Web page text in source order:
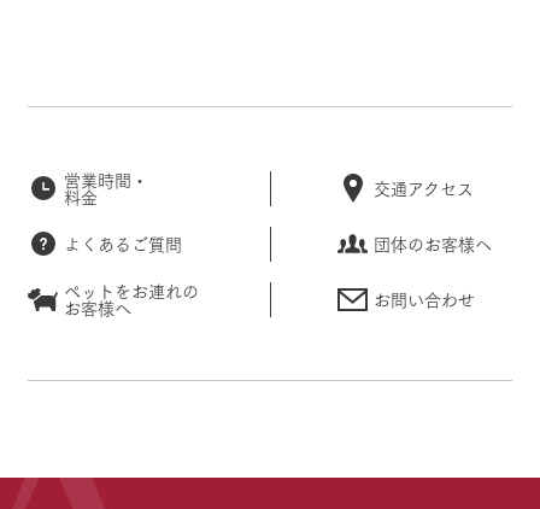
営業時間・
料金 交通アクセス
よくあるご質問
団体のお客様へ
ペットをお連れの
お客様へ お問い合わせ